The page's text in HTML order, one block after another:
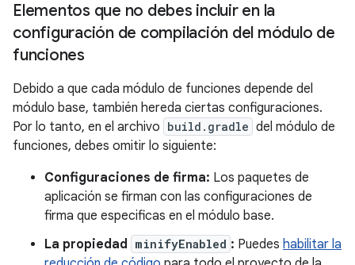
Elementos que no debes incluir en la
configuración de compilación del módulo de
funciones
Debido a que cada módulo de funciones depende del
módulo base, también hereda ciertas configuraciones.
Por lo tanto, en el archivo build.gradle del módulo de
funciones, debes omitir lo siguiente:
Configuraciones de firma: Los paquetes de
aplicación se firman con las configuraciones de
firma que especificas en el módulo base.
La propiedad minifyEnabled : Puedes habilitar la